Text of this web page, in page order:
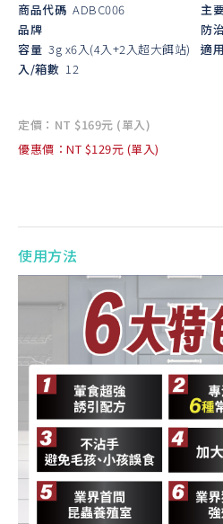
商品代碼 ADBC006
品牌
容量 3g x6入(4入+2入超大餌站)
入/箱數 12
主
防
適
定價：NT $169元 (單入)
優惠價：NT $129元 (單入)
使用方法